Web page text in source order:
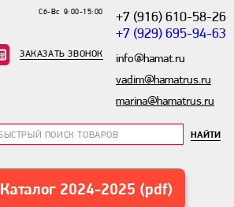
+7 (916) 610-58-26
+7 (929) 695-94-63
info@hamat.ru
vadim@hamatrus.ru
marina@hamatrus.ru
Сб-Вс 9:00-15:00
ЗАКАЗАТЬ ЗВОНОК
НАЙТИ
Каталог 2024-2025 (pdf)